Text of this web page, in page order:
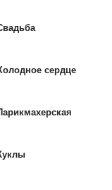
сердце